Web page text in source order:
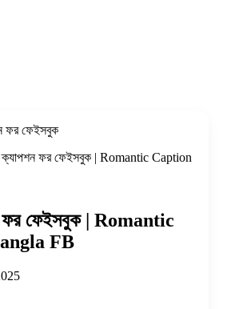
ক্যাপশন ফর ফেইসবুক | Romantic Caption
ফর ফেইসবুক | Romantic
FB